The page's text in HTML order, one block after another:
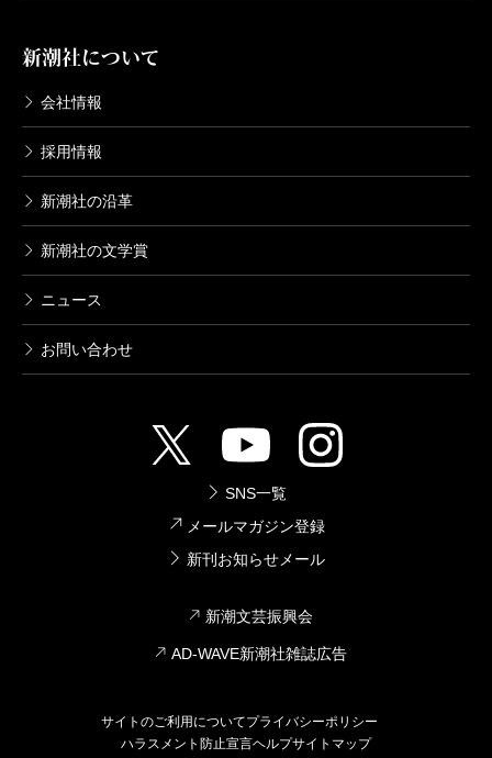
新潮社について
会社情報
採用情報
新潮社の沿革
新潮社の文学賞
ニュース
お問い合わせ
SNS一覧
メールマガジン登録
新刊お知らせメール
新潮文芸振興会
AD-WAVE新潮社雑誌広告
サイトのご利用についてプライバシーポリシー
ハラスメント防止宣言ヘルプサイトマップ